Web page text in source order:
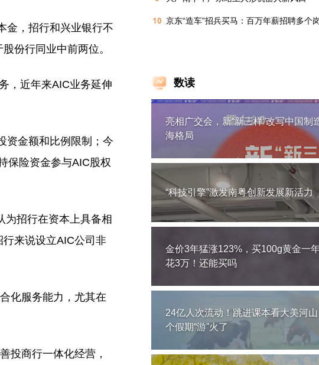
金，招行和兴业银行不
份行同业中前两位。
，近年来AIC业务延伸
资金额和比例限制；今
保险资金参与AIC股权
为招行在资本上具备相
来说设立AIC公司非
化服务能力，尤其在
投商行一体化经营，
10 京东“造车”招兵买马：百万年薪招聘多个
数读
亮相广交会，新“新三样”改写中国制
海格局
“科技引擎”激发南粤创新发展新活力
金价3年猛涨123%，买100g黄金一
花3万！还能买吗
24亿人次流动！跳进课本看大美河
个假期“游”火了